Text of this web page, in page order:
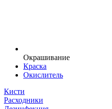
Окрашивание
Краска
Окислитель
Кисти
Расходники